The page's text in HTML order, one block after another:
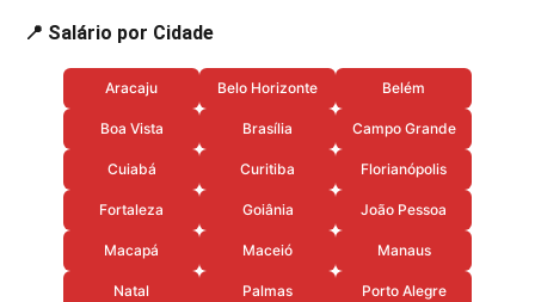
📍 Salário por Cidade
Aracaju Belo Horizonte Belém
Boa Vista Brasília Campo Grande
Cuiabá Curitiba Florianópolis
Fortaleza Goiânia João Pessoa
Macapá Maceió Manaus
Natal Palmas Porto Alegre